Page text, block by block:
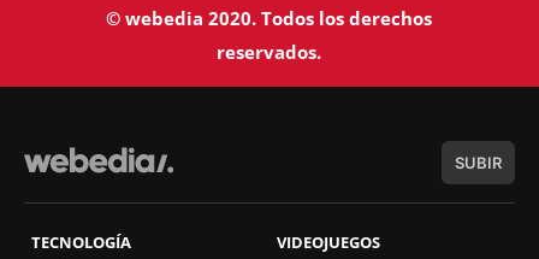
© webedia 2020. Todos los derechos
reservados.
SUBIR
TECNOLOGÍA
VIDEOJUEGOS